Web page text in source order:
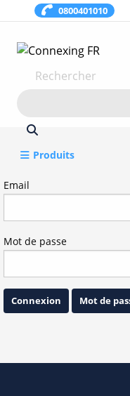
0800401010
Rechercher
Produits
Connexion
Email
Mot de passe
Connexion Mot de